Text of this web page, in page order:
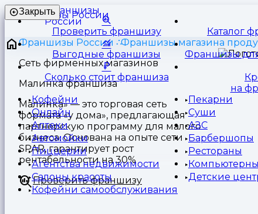
Франшизы
России
Закрыть
Проверить франшизу Каталог
Выгодные франшизы Франшизы
Сколько стоит франшиза
на
Кофейни
Пекарни
Онлайн
Суши
Аптеки
АЗС
Автомойки
Барбершопы
Пиццерии
Рестораны
Агентства недвижимости
Салоны красоты
Детские
Кофейни самообслуживания
Франшизы России
Франшизы магазина
Сеть фирменных магазинов
Малинка франшиза
Малинка» — это торговая сеть
формата «у дома», предлагающая
партнерскую программу для малого
бизнеса. Основана на опыте сети
SPAR, гарантирует рост
рентабельности на 30%
Проверить франшизу